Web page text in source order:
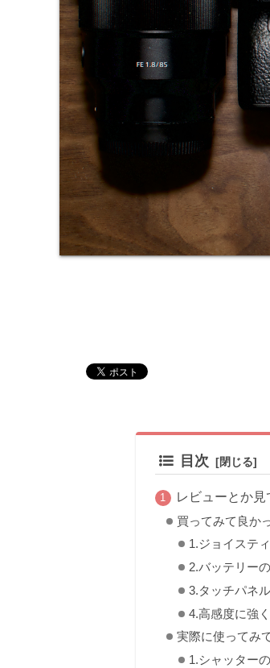
目次
レビューとか見
買ってみて良か
1.ジョイステ
2.バッテリー
3.タッチパネ
4.高感度に強
実際に使ってみ
1.シャッター